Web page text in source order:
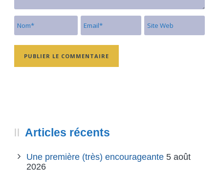
Articles récents
Une première (très) encourageante 5 août
2026